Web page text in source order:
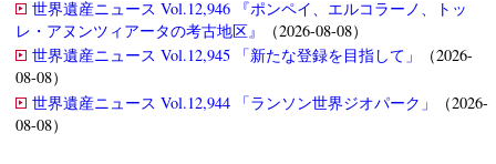
世界遺産ニュース Vol.12,946 『ポンペイ、エルコラーノ、トッ
レ・アヌンツィアータの考古地区』
（2026-08-08）
世界遺産ニュース Vol.12,945 「新たな登録を目指して」
（2026-
08-08）
世界遺産ニュース Vol.12,944 「ランソン世界ジオパーク」
（2026-
08-08）